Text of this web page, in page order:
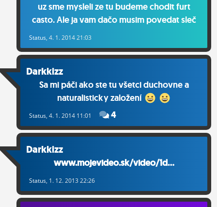
uz sme mysleli ze tu budeme chodit furt
casto. Ale ja vam dačo musim povedat sleč
Status, 4. 1. 2014 21:03
Darkkizz
Sa mi páči ako ste tu všetci duchovne a
naturalisticky založení
Status, 4. 1. 2014 11:01 4
Darkkizz
www.mojevideo.sk/video/1d...
Status, 1. 12. 2013 22:26